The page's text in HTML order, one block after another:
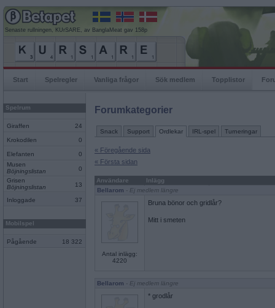
Senaste rullningen, KUrSARE, av BanglaMeat gav 158p
Start Spelregler Vanliga frågor Sök medlem Topplistor
Spelrum
Giraffen 24
Krokodilen 0
Elefanten
0
Musen
Böjningslistan
0
Grisen
Böjningslistan
13
Inloggade 37
Mobilspel
Pågående 18 322
Forumkategorier
Snack Support Ordlekar IRL-spel Turneringar
« Föregående sida
« Första sidan
Användare
Inlägg
Bellarom - Ej medlem längre
Antal inlägg:
4220
Bruna bönor och gridlår?
Mitt i smeten
Bellarom - Ej medlem längre
* grodlår